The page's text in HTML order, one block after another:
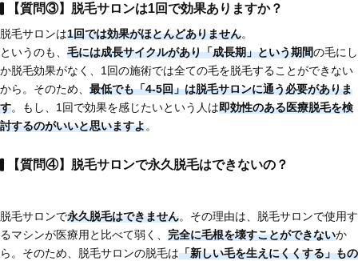
【質問③】脱毛サロンは1回で効果ありますか？
脱毛サロンは1回では効果がほとんどありません。
というのも、 毛には成長サイクルがあり「成長期」という期間の毛にし
か脱毛効果がなく、1回の施術では全ての毛を脱毛することができない
から。そのため、 最低でも「4-5回」は脱毛サロンに通う必要がありま
す。もし、1回で効果を感じたいという人は即効性のある医療脱毛を検
討するのがいいと思いますよ。
【質問④】脱毛サロンで永久脱毛はできないの？
脱毛サロンで永久脱毛はできません。その理由は、脱毛サロンで使用す
るマシンが医療用と比べて弱く、 完全に毛根を壊すことができないか
ら。そのため、脱毛サロンの脱毛は「新しい毛を生えにくくする」もの